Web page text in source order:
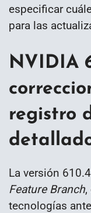
especificar
para las
NVIDIA
registro
La versión
Feature Branch,
tecnologías